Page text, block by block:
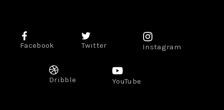
Facebook Twitter Instagram
Dribble YouTube